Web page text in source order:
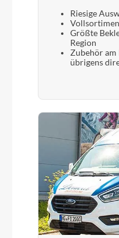
Riesige
Größte
Region
Zubehör am
übrigens